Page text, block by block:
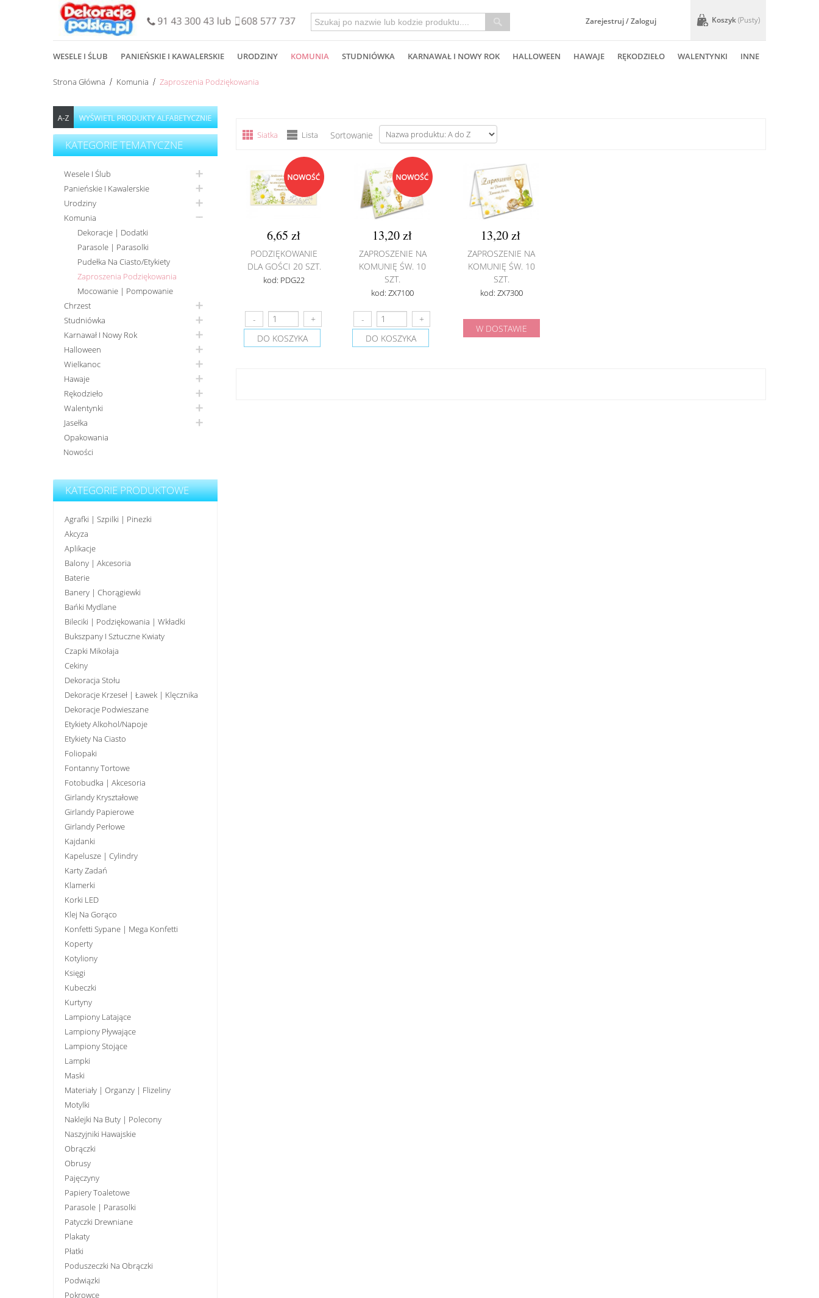
Zarejestruj / Zaloguj Koszyk(pusty)
WESELE I ŚLUB PANIEŃSKIE I KAWALERSKIE URODZINY KOMUNIA STUDNIÓWKA KARNAWAŁ I NOWY ROK HALLOWEEN HAWAJE RĘKODZIEŁO WALENTYNKI INNE
Strona Główna Komunia Zaproszenia Podziękowania
KATEGORIE TEMATYCZNE
Wesele I Ślub
Panieńskie I Kawalerskie
Urodziny
Komunia
Dekoracje | Dodatki
Parasole | Parasolki
Pudełka Na Ciasto/Etykiety
Zaproszenia Podziękowania
Mocowanie | Pompowanie
Chrzest
Studniówka
Karnawał I Nowy Rok
Halloween
Wielkanoc
Hawaje
Rękodzieło
Walentynki
Jasełka
Opakowania
Nowości
KATEGORIE PRODUKTOWE
Agrafki | Szpilki | Pinezki
Akcyza
Aplikacje
Balony | Akcesoria
Baterie
Banery | Chorągiewki
Bańki Mydlane
Bileciki | Podziękowania | Wkładki
Bukszpany I Sztuczne Kwiaty
Czapki Mikołaja
Cekiny
Dekoracja Stołu
Dekoracje Krzeseł | Ławek | Klęcznika
Dekoracje Podwieszane
Etykiety Alkohol/Napoje
Etykiety Na Ciasto
Foliopaki
Fontanny Tortowe
Fotobudka | Akcesoria
Girlandy Kryształowe
Girlandy Papierowe
Girlandy Perłowe
Kajdanki
Kapelusze | Cylindry
Karty Zadań
Klamerki
Korki LED
Klej Na Gorąco
Konfetti Sypane | Mega Konfetti
Koperty
Kotyliony
Księgi
Kubeczki
Kurtyny
Lampiony Latające
Lampiony Pływające
Lampiony Stojące
Lampki
Maski
Materiały | Organzy | Flizeliny
Motylki
Naklejki Na Buty | Polecony
Naszyjniki Hawajskie
Obrączki
Obrusy
Pajęczyny
Papiery Toaletowe
Parasole | Parasolki
Patyczki Drewniane
Plakaty
Płatki
Poduszeczki Na Obrączki
Podwiązki
Pokrowce
Siatka Lista Sortowanie
6,65 zł
PODZIĘKOWANIE
DLA GOŚCI 20 SZT.
kod: PDG22
DO KOSZYKA
13,20 zł
ZAPROSZENIE NA
KOMUNIĘ ŚW. 10
SZT.
kod: ZX7100
DO KOSZYKA
13,20 zł
ZAPROSZENIE NA
KOMUNIĘ ŚW. 10
SZT.
kod: ZX7300
W DOSTAWIE